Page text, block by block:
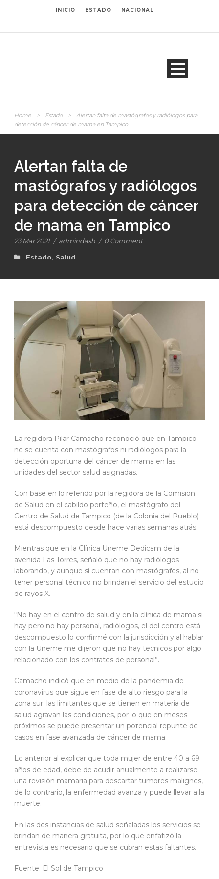
INICIO ESTADO NACIONAL
Home > Estado >
Alertan falta de mastógrafos y radiólogos para
detección de cáncer de mama en Tampico
Alertan falta de
mastógrafos y radiólogos
para detección de cáncer
de mama en Tampico
23 Mar 2021 / admindash / 0 Comment
Estado, Salud
La regidora Pilar Camacho reconoció que en Tampico
no se cuenta con mastógrafos ni radiólogos para la
detección oportuna del cáncer de mama en las
unidades del sector salud asignadas.
Con base en lo referido por la regidora de la Comisión
de Salud en el cabildo porteño, el mastógrafo del
Centro de Salud de Tampico (de la Colonia del Pueblo)
está descompuesto desde hace varias semanas atrás.
Mientras que en la Clínica Uneme Dedicam de la
avenida Las Torres, señaló que no hay radiólogos
laborando, y aunque si cuentan con mastógrafos, al no
tener personal técnico no brindan el servicio del estudio
de rayos X.
“No hay en el centro de salud y en la clínica de mama si
hay pero no hay personal, radiólogos, el del centro está
descompuesto lo confirmé con la jurisdicción y al hablar
con la Uneme me dijeron que no hay técnicos por algo
relacionado con los contratos de personal”.
Camacho indicó que en medio de la pandemia de
coronavirus que sigue en fase de alto riesgo para la
zona sur, las limitantes que se tienen en materia de
salud agravan las condiciones, por lo que en meses
próximos se puede presentar un potencial repunte de
casos en fase avanzada de cáncer de mama.
Lo anterior al explicar que toda mujer de entre 40 a 69
años de edad, debe de acudir anualmente a realizarse
una revisión mamaria para descartar tumores malignos,
de lo contrario, la enfermedad avanza y puede llevar a la
muerte.
En las dos instancias de salud señaladas los servicios se
brindan de manera gratuita, por lo que enfatizó la
entrevista es necesario que se cubran estas faltantes.
Fuente: El Sol de Tampico